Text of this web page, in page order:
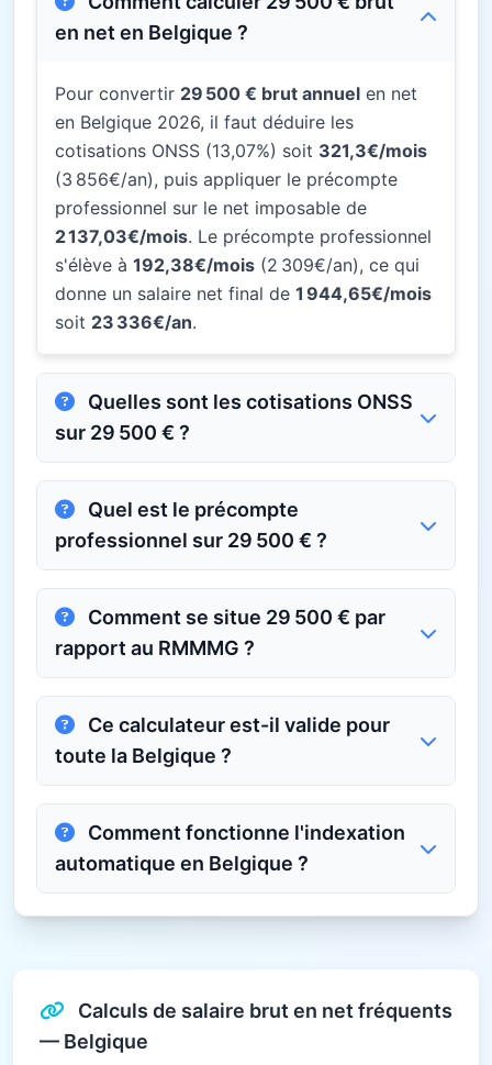
en net en Belgique ?
Pour convertir 29 500 € brut annuel en net
en Belgique 2026, il faut déduire les
cotisations ONSS (13,07%) soit 321,3€/mois
(3 856€/an), puis appliquer le précompte
professionnel sur le net imposable de
2 137,03€/mois. Le précompte professionnel
s'élève à 192,38€/mois (2 309€/an), ce qui
donne un salaire net final de 1 944,65€/mois
soit 23 336€/an.
sur 29 500 € ?
professionnel sur 29 500 € ?
rapport au RMMMG ?
toute la Belgique ?
automatique en Belgique ?
Calculs de salaire brut en net fréquents
— Belgique